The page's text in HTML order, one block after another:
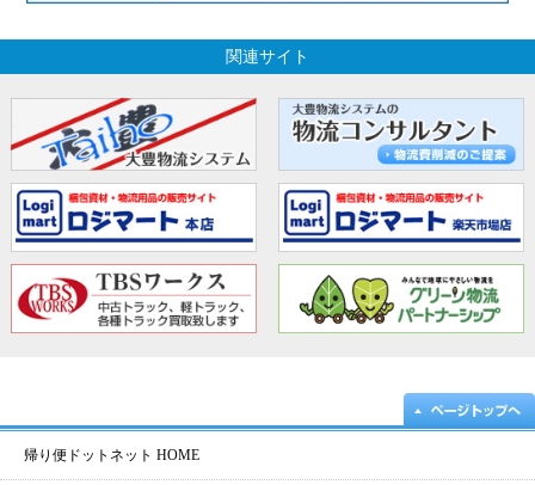
関連サイト
帰り便ドットネット HOME